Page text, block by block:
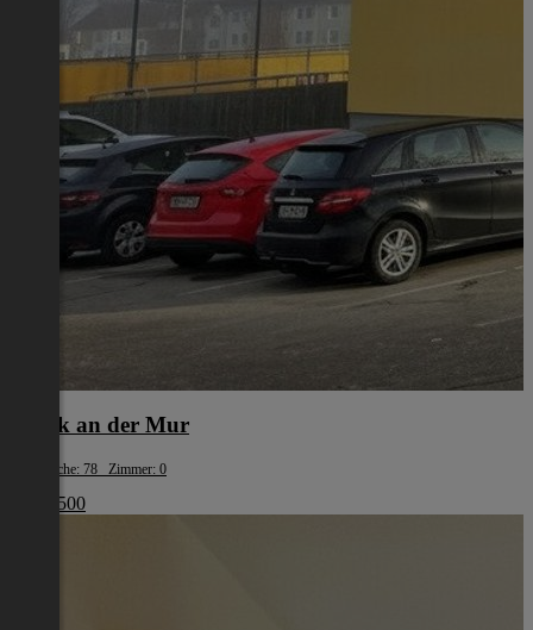
Bruck an der Mur
Wohnfläche: 78 Zimmer: 0
€ 124 500